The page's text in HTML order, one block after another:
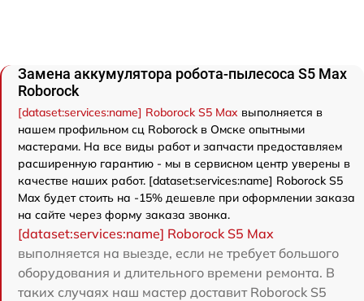
Замена аккумулятора робота-пылесоса S5 Max
Roborock
[dataset:services:name] Roborock S5 Max выполняется в
нашем профильном сц Roborock в Омске опытными
мастерами. На все виды работ и запчасти предоставляем
расширенную гарантию - мы в сервисном центр уверены в
качестве наших работ. [dataset:services:name] Roborock S5
Max будет стоить на -15% дешевле при оформлении заказа
на сайте через форму заказа звонка.
[dataset:services:name] Roborock S5 Max
выполняется на выезде, если не требует большого
оборудования и длительного времени ремонта. В
таких случаях наш мастер доставит Roborock S5